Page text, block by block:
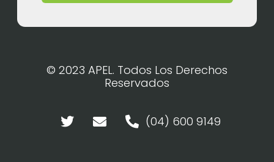
© 2023 APEL. Todos Los Derechos
Reservados
(04) 600 9149